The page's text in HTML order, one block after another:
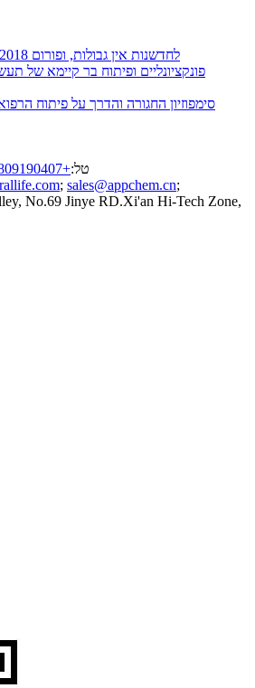
פונקציונליים ופיתוח בר קיימא של
סימפוזיון החגורה והדרך על פיתוח
טל:+8613809190407; +86-29-88346301
; sales@appchem.cn;
No.69 Jinye RD.Xi'an Hi-Tech Zone,